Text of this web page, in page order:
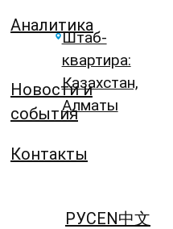
Аналитика
Новости и
события
Контакты
Штаб-
квартира:
Казахстан,
Алматы
РУСEN中文